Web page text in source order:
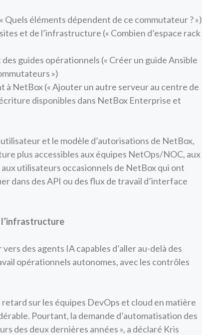
Quels éléments dépendent de ce commutateur ? »)
et de l’infrastructure (« Combien d’espace rack
guides opérationnels (« Créer un guide Ansible
»)
NetBox (« Ajouter un autre serveur au centre de
disponibles dans NetBox Enterprise et
et le modèle d’autorisations de NetBox,
plus accessibles aux équipes NetOps/NOC, aux
utilisateurs occasionnels de NetBox qui ont
dans des API ou des flux de travail d’interface
l’infrastructure
des agents IA capables d’aller au-delà des
opérationnels autonomes, avec les contrôles
sur les équipes DevOps et cloud en matière
Pourtant, la demande d’automatisation des
des deux dernières années », a déclaré Kris